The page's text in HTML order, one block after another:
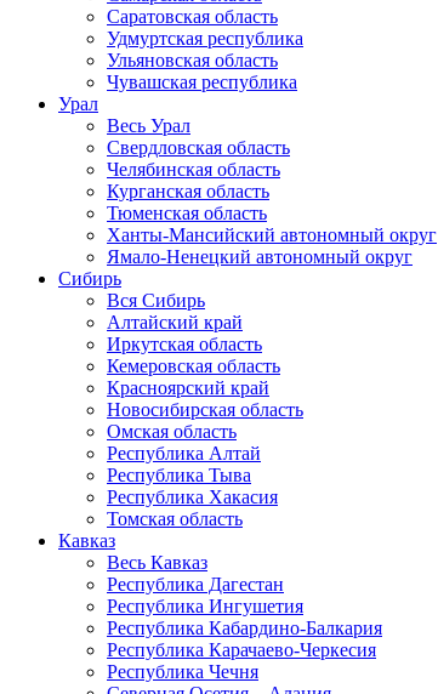
Саратовская область
Удмуртская республика
Ульяновская область
Чувашская республика
Урал
Весь Урал
Свердловская область
Челябинская область
Курганская область
Тюменская область
Ханты-Мансийский автономный округ
Ямало-Ненецкий автономный округ
Сибирь
Вся Сибирь
Алтайский край
Иркутская область
Кемеровская область
Красноярский край
Новосибирская область
Омская область
Республика Алтай
Республика Тыва
Республика Хакасия
Томская область
Кавказ
Весь Кавказ
Республика Дагестан
Республика Ингушетия
Республика Кабардино-Балкария
Республика Карачаево-Черкесия
Республика Чечня